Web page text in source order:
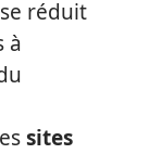
réduit
à
sites